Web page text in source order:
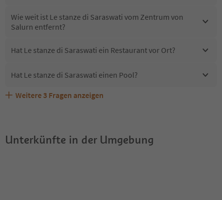
Wie weit ist Le stanze di Saraswati vom Zentrum von
Salurn entfernt?
Hat Le stanze di Saraswati ein Restaurant vor Ort?
Hat Le stanze di Saraswati einen Pool?
Sind Haustiere in der Unterkunft Le stanze di Saraswati
Welche Services bietet Le stanze di Saraswati?
Erhalten die Gäste von Le stanze di Saraswati einen
Weitere 3 Fragen anzeigen
Unterkünfte in der Umgebung